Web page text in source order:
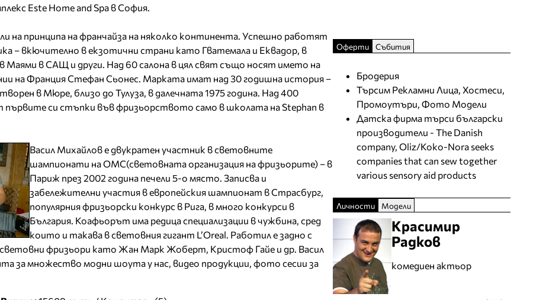
Este Home and Spa в София.
на принципа на франчайза на няколко континента. Успешно работят
– вкючително в екзотични страни като Гватемала и Еквадор, в
Маями в САЩ и други. Над 60 салона в цял свят също носят името на
на Франция Стефан Сьонес. Марката имат над 30 годишна история –
в Мюре, близо до Тулуза, в далечната 1975 година. Над 400
първите си стъпки във фризьорството само в школата на Stephan в
Васил Михайлов е двукратен участник в световните
шампионати на ОМС(световната организация на фризьорите) – в
Париж през 2002 година печели 5-о място. Записва и
забележителни участия в европейския шампионат в Страсбург,
популярния фризьорски конкурс в Рига, в много конкурси в
България. Коафьорът има редица специализации в чужбина, сред
които и такава в световния гигант L’Oreal. Работил е задно с
фризьори като Жан Марк Жоберт, Кристоф Гайе и др. Васил
за множество модни шоута у нас, видео продукции, фото сесии за
Оферти Събития
Бродерия
Търсим Рекламни Лица, Хостеси,
Промоутъри, Фото Модели
Датска фирма търси български
производители - The Danish
company, Oliz/Koko-Nora seeks
companies that can sew together
various sensory aid products
Личности Модели
Красимир
Радков
комедиен актьор